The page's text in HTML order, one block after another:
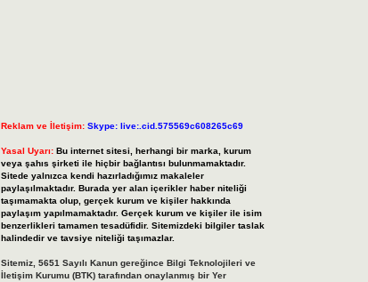
Reklam ve İletişim: Skype: live:.cid.575569c608265c69
Yasal Uyarı: Bu internet sitesi, herhangi bir marka, kurum
veya şahıs şirketi ile hiçbir bağlantısı bulunmamaktadır.
Sitede yalnızca kendi hazırladığımız makaleler
paylaşılmaktadır. Burada yer alan içerikler haber niteliği
taşımamakta olup, gerçek kurum ve kişiler hakkında
paylaşım yapılmamaktadır. Gerçek kurum ve kişiler ile isim
benzerlikleri tamamen tesadüfidir. Sitemizdeki bilgiler taslak
halindedir ve tavsiye niteliği taşımazlar.
Sitemiz, 5651 Sayılı Kanun gereğince Bilgi Teknolojileri ve
İletişim Kurumu (BTK) tarafından onaylanmış bir Yer